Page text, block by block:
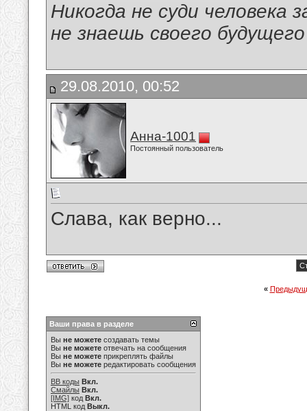
Никогда не суди человека
не знаешь своего будущего
29.08.2010, 00:52
Анна-1001
Постоянный пользователь
Слава, как верно...
«
Ваши права в разделе
Вы не можете создавать темы
Вы не можете отвечать на сообщения
Вы не можете прикреплять файлы
Вы не можете редактировать сообщения
BB коды Вкл.
Смайлы Вкл.
[IMG] код Вкл.
HTML код Выкл.